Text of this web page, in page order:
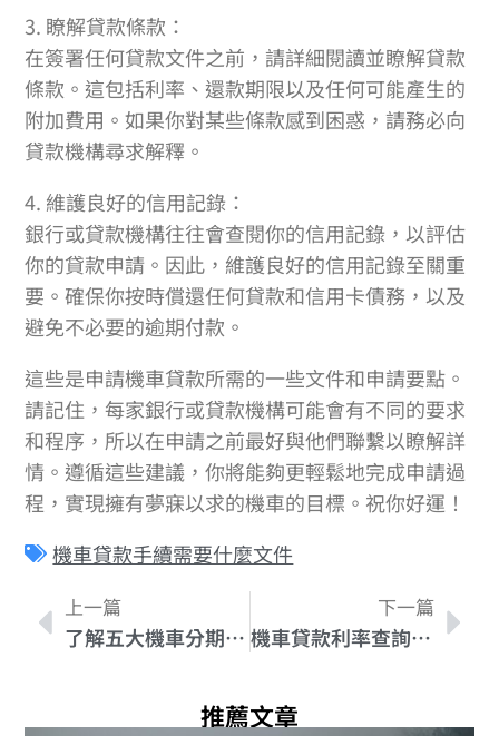
3. 瞭解貸款條款：
在簽署任何貸款文件之前，請詳細閱讀並瞭解貸款
條款。這包括利率、還款期限以及任何可能產生的
附加費用。如果你對某些條款感到困惑，請務必向
貸款機構尋求解釋。
4. 維護良好的信用記錄：
銀行或貸款機構往往會查閱你的信用記錄，以評估
你的貸款申請。因此，維護良好的信用記錄至關重
要。確保你按時償還任何貸款和信用卡債務，以及
避免不必要的逾期付款。
這些是申請機車貸款所需的一些文件和申請要點。
請記住，每家銀行或貸款機構可能會有不同的要求
和程序，所以在申請之前最好與他們聯繫以瞭解詳
情。遵循這些建議，你將能夠更輕鬆地完成申請過
程，實現擁有夢寐以求的機車的目標。祝你好運！
機車貸款手續需要什麼文件
上一篇
了解五大機車分期付款方案，買車省錢又省力！
下一篇
機車貸款利率查詢技巧：找到心儀利率並省下金錢！
推薦文章